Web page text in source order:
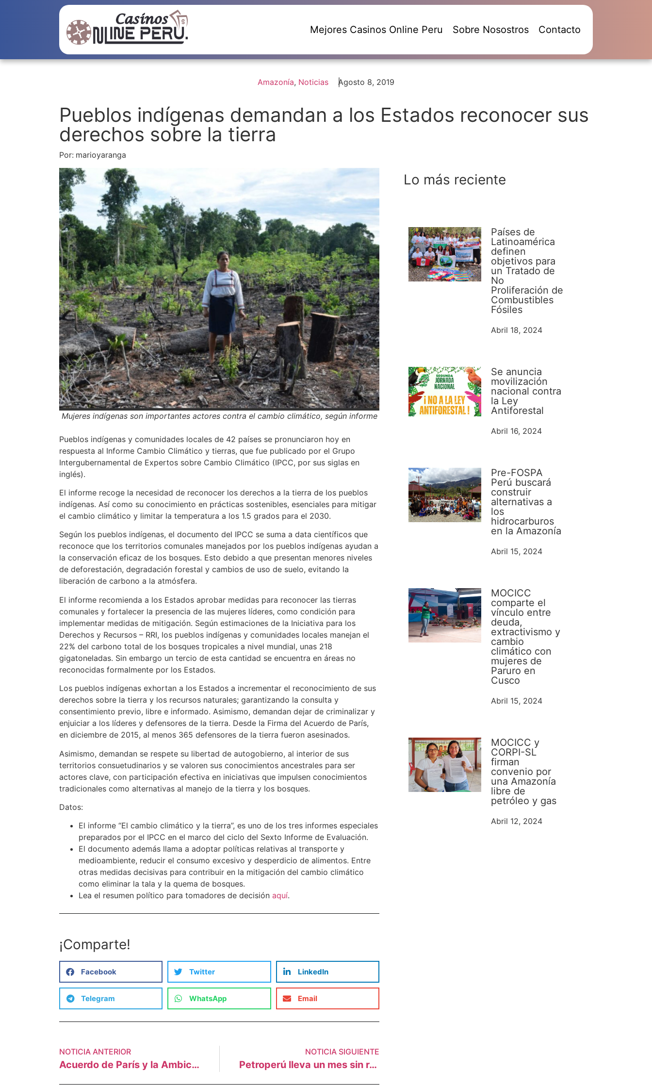
Mejores Casinos Online Peru Sobre Nosostros Contacto
Amazonía, Noticias Agosto 8, 2019
Pueblos indígenas demandan a los Estados reconocer sus
derechos sobre la tierra
Por: marioyaranga
Mujeres indígenas son importantes actores contra el cambio climático, según informe
Pueblos indígenas y comunidades locales de 42 países se pronunciaron hoy en
respuesta al Informe Cambio Climático y tierras, que fue publicado por el Grupo
Intergubernamental de Expertos sobre Cambio Climático (IPCC, por sus siglas en
inglés).
El informe recoge la necesidad de reconocer los derechos a la tierra de los pueblos
indígenas. Así como su conocimiento en prácticas sostenibles, esenciales para mitigar
el cambio climático y limitar la temperatura a los 1.5 grados para el 2030.
Según los pueblos indígenas, el documento del IPCC se suma a data científicos que
reconoce que los territorios comunales manejados por los pueblos indígenas ayudan a
la conservación eficaz de los bosques. Esto debido a que presentan menores niveles
de deforestación, degradación forestal y cambios de uso de suelo, evitando la
liberación de carbono a la atmósfera.
El informe recomienda a los Estados aprobar medidas para reconocer las tierras
comunales y fortalecer la presencia de las mujeres líderes, como condición para
implementar medidas de mitigación. Según estimaciones de la Iniciativa para los
Derechos y Recursos – RRI, los pueblos indígenas y comunidades locales manejan el
22% del carbono total de los bosques tropicales a nivel mundial, unas 218
gigatoneladas. Sin embargo un tercio de esta cantidad se encuentra en áreas no
reconocidas formalmente por los Estados.
Los pueblos indígenas exhortan a los Estados a incrementar el reconocimiento de sus
derechos sobre la tierra y los recursos naturales; garantizando la consulta y
consentimiento previo, libre e informado. Asimismo, demandan dejar de criminalizar y
enjuiciar a los líderes y defensores de la tierra. Desde la Firma del Acuerdo de París,
en diciembre de 2015, al menos 365 defensores de la tierra fueron asesinados.
Asimismo, demandan se respete su libertad de autogobierno, al interior de sus
territorios consuetudinarios y se valoren sus conocimientos ancestrales para ser
actores clave, con participación efectiva en iniciativas que impulsen conocimientos
tradicionales como alternativas al manejo de la tierra y los bosques.
Datos:
El informe “El cambio climático y la tierra”, es uno de los tres informes especiales
preparados por el IPCC en el marco del ciclo del Sexto Informe de Evaluación.
El documento además llama a adoptar políticas relativas al transporte y
medioambiente, reducir el consumo excesivo y desperdicio de alimentos. Entre
otras medidas decisivas para contribuir en la mitigación del cambio climático
como eliminar la tala y la quema de bosques.
Lea el resumen político para tomadores de decisión aquí.
¡Comparte!
Facebook Twitter LinkedIn
Telegram WhatsApp Email
NOTICIA ANTERIOR
Acuerdo de París y la Ambición climática: Balance y desafíos, en tiempo de emergencia climática
NOTICIA SIGUIENTE
Petroperú lleva un mes sin remediar derrame petrolero en Amazonas (FOTOS)
Lo más reciente
Países de
Latinoamérica
definen
objetivos para
un Tratado de
No
Proliferación de
Combustibles
Fósiles
Abril 18, 2024
Se anuncia
movilización
nacional contra
la Ley
Antiforestal
Abril 16, 2024
Pre-FOSPA
Perú buscará
construir
alternativas a
los
hidrocarburos
en la Amazonía
Abril 15, 2024
MOCICC
comparte el
vínculo entre
deuda,
extractivismo y
cambio
climático con
mujeres de
Paruro en
Cusco
Abril 15, 2024
MOCICC y
CORPI-SL
firman
convenio por
una Amazonía
libre de
petróleo y gas
Abril 12, 2024